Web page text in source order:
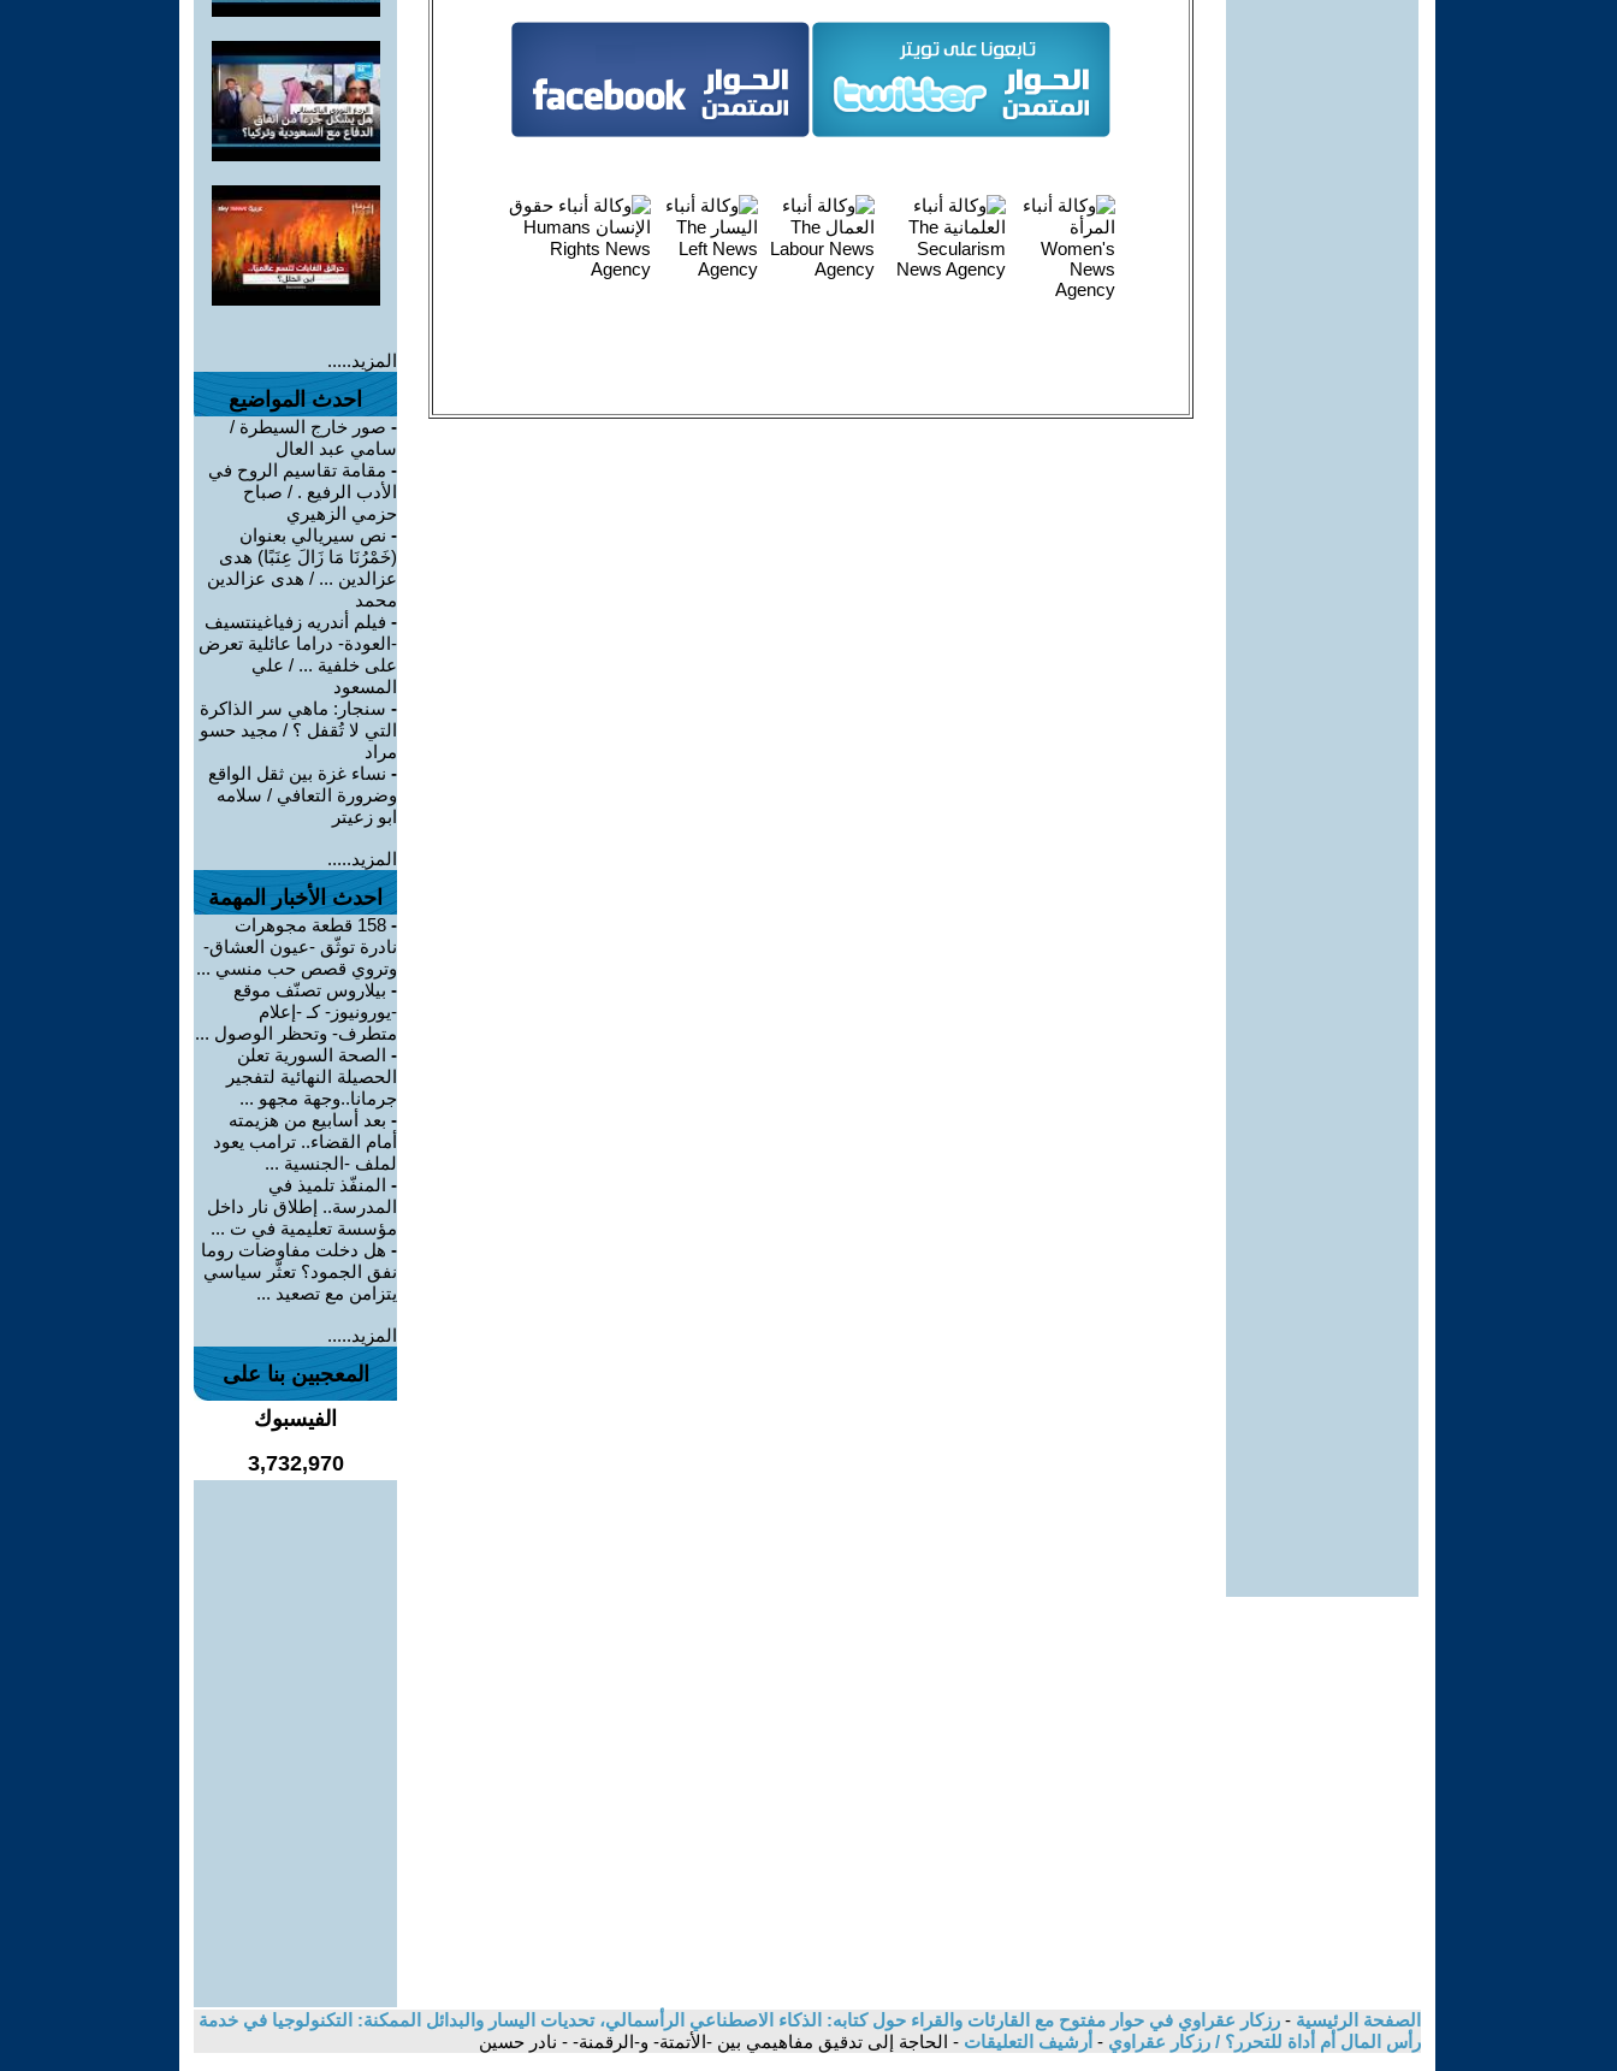
المزيد.....
احدث المواضيع
- صور خارج السيطرة /
سامي عبد العال
- مقامة تقاسيم الروح في
الأدب الرفيع . / صباح
حزمي الزهيري
- نص سيريالي بعنوان
(خَمْرُنَا مَا زَالَ عِنَبًا) هدى
عزالدين ... / هدى عزالدين
محمد
- فيلم أندريه زفياغينتسيف
-العودة- دراما عائلية تعرض
على خلفية ... / علي
المسعود
- سنجار: ماهي سر الذاكرة
التي لا تُقفل ؟ / مجيد حسو
مراد
- نساء غزة بين ثقل الواقع
وضرورة التعافي / سلامه
ابو زعيتر
المزيد.....
احدث الأخبار المهمة
-
158 قطعة مجوهرات
نادرة توثّق -عيون العشاق-
وتروي قصص حب منسي ...
- بيلاروس تصنّف موقع
-يورونيوز- كـ -إعلام
متطرف- وتحظر الوصول ...
- الصحة السورية تعلن
الحصيلة النهائية لتفجير
جرمانا..وجهة مجهو ...
- بعد أسابيع من هزيمته
أمام القضاء.. ترامب يعود
لملف -الجنسية ...
- المنفّذ تلميذ في
المدرسة.. إطلاق نار داخل
مؤسسة تعليمية في ت ...
- هل دخلت مفاوضات روما
نفق الجمود؟ تعثّر سياسي
يتزامن مع تصعيد ...
المزيد.....
المعجبين بنا على
الفيسبوك
3,732,970
الصفحة الرئيسية - رزكار عقراوي في حوار مفتوح مع القارئات والقراء حول كتابه: الذكاء الاصطناعي الرأسمالي، تحديات اليسار والبدائل الممكنة: التكنولوجيا في خدمة
رأس المال أم أداة للتحرر؟ / رزكار عقراوي - أرشيف التعليقات - الحاجة إلى تدقيق مفاهيمي بين -الأتمتة- و-الرقمنة- - نادر حسين